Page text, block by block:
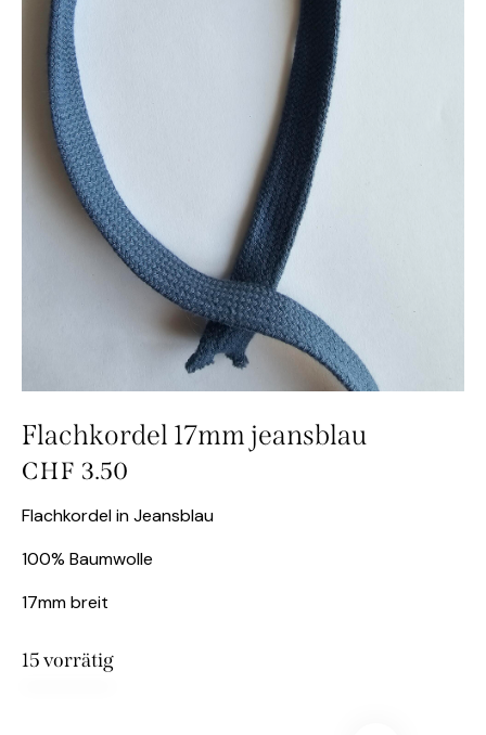
Flachkordel 17mm jeansblau
CHF 3.50
Flachkordel in Jeansblau
100% Baumwolle
17mm breit
15 vorrätig